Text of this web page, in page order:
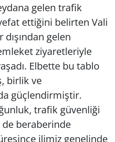
gelen trafik
ettiğini belirten Vali
gelen
ziyaretleriyle
Elbette bu tablo
birlik ve
güçlendirmiştir.
trafik güvenliği
de beraberinde
ilimiz genelinde